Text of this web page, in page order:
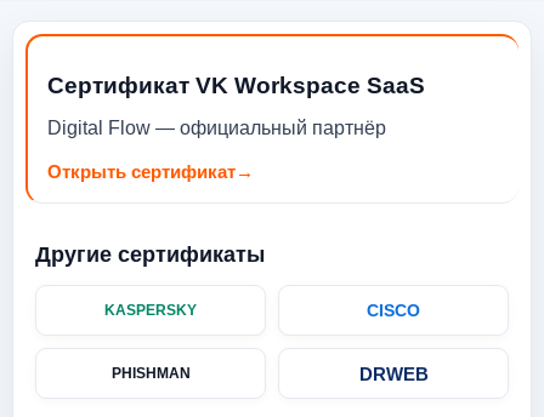
Сертификат VK Workspace SaaS
Digital Flow — официальный партнёр
Открыть сертификат→
Другие сертификаты
KASPERSKY CISCO
PHISHMAN DRWEB